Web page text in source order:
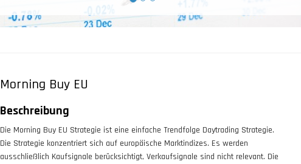
Morning Buy EU
Beschreibung
Die Morning Buy EU Strategie ist eine einfache Trendfolge Daytrading Strategie.
Die Strategie konzentriert sich auf europäische Marktindizes. Es werden
ausschließlich Kaufsignale berücksichtigt, Verkaufsignale sind nicht relevant. Die